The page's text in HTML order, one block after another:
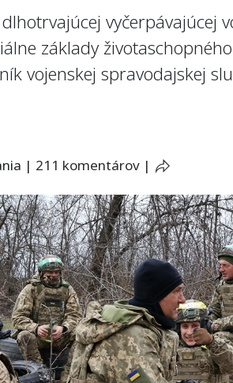
základy
vojenskej spravodajskej
| 211 komentárov |